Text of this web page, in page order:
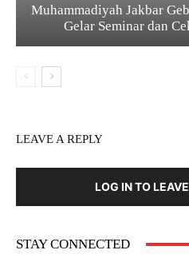
Muhammadiyah Jakbar
Gelar Seminar dan
LEAVE A REPLY
LOG IN TO
STAY CONNECTED